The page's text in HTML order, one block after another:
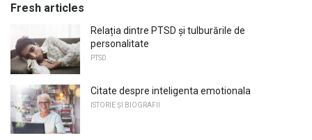
Fresh articles
Relația dintre PTSD și tulburările de
personalitate
PTSD
Citate despre inteligenta emotionala
ISTORIE ȘI BIOGRAFII